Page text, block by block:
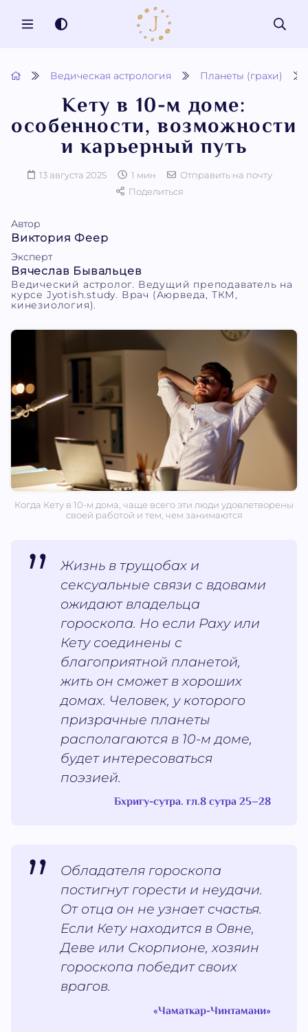
MENU
Ведическая астрология Планеты (грахи)
Кету в 10-м доме:
особенности, возможности
и карьерный путь
13 августа 2025 1 мин
Отправить на почту
Поделиться
Автор
Виктория Феер
Эксперт
Вячеслав Бывальцев
Ведический астролог. Ведущий преподаватель на
курсе Jyotish.study. Врач (Аюрведа, ТКМ,
кинезиология).
Когда Кету в 10-м дома, чаще всего эти люди удовлетворены
своей работой и тем, чем занимаются
Жизнь в трущобах и
сексуальные связи с вдовами
ожидают владельца
гороскопа. Но если Раху или
Кету соединены с
благоприятной планетой,
жить он сможет в хороших
домах. Человек, у которого
призрачные планеты
располагаются в 10-м доме,
будет интересоваться
поэзией.
Бхригу-сутра. гл.8 сутра 25–28
Обладателя гороскопа
постигнут горести и неудачи.
От отца он не узнает счастья.
Если Кету находится в Овне,
Деве или Скорпионе, хозяин
гороскопа победит своих
врагов.
«Чаматкар-Чинтамани»